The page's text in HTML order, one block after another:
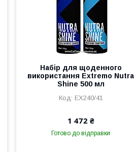
Набір для щоденного
використання Extremo Nutra
Shine 500 мл
EX240/41
1 472 ₴
Готово до відправки